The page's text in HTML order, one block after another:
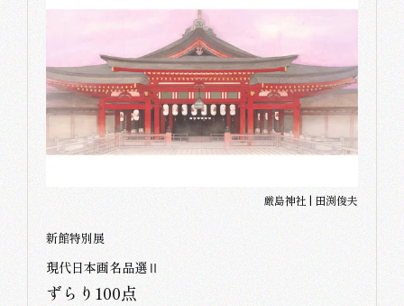
厳島神社 | 田渕俊夫
新館特別展
現代日本画名品選Ⅱ
ずらり100点